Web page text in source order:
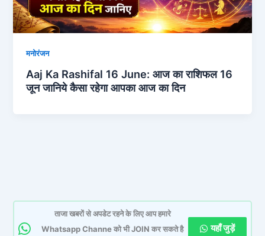
मनोरंजन
Aaj Ka Rashifal 16 June: आज का राशिफल 16
जून जानिये कैसा रहेगा आपका आज का दिन
ताजा खबरों से अपडेट रहने के लिए आप हमारे
Whatsapp Channe को भी JOIN कर सकते है
यहाँ जुड़ें